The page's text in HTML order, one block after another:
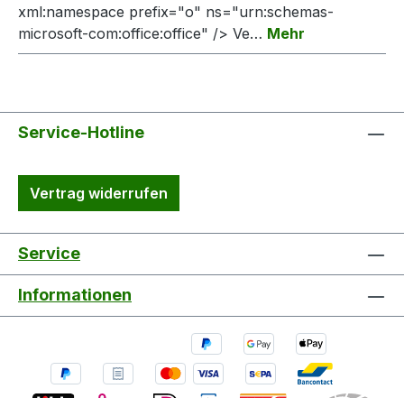
xml:namespace prefix="o" ns="urn:schemas-
microsoft-com:office:office" /> Ve… Mehr
Service-Hotline
Vertrag widerrufen
Service
Informationen